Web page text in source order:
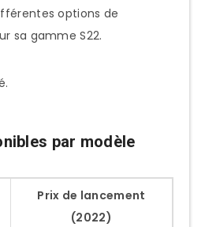
options de
sa gamme S22.
par modèle
Prix de lancement
(2022)